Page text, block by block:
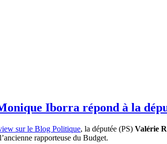
Iborra répond à la
sur le Blog Politique, la députée (PS) Valérie
rapporteuse du Budget.